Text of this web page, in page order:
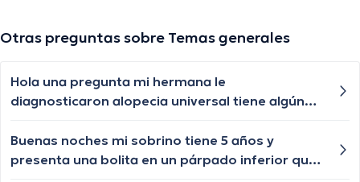
Otras preguntas sobre Temas generales
Hola una pregunta mi hermana le
diagnosticaron alopecia universal tiene algún
las cejas y pestañas , aunque ya le están
creciendo de a poquito pero lento y chiquititos
Buenas noches mi sobrino tiene 5 años y
presenta una bolita en un párpado inferior que